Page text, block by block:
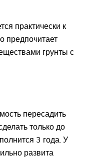
практически к
предпочитает
грунты с
пересадить
только до
3 года. У
развита